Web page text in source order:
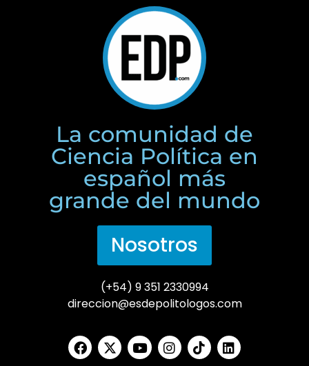
La comunidad de
Ciencia Política en
español más
grande del mundo
Nosotros
(+54) 9 351 2330994
direccion@esdepolitologos.com